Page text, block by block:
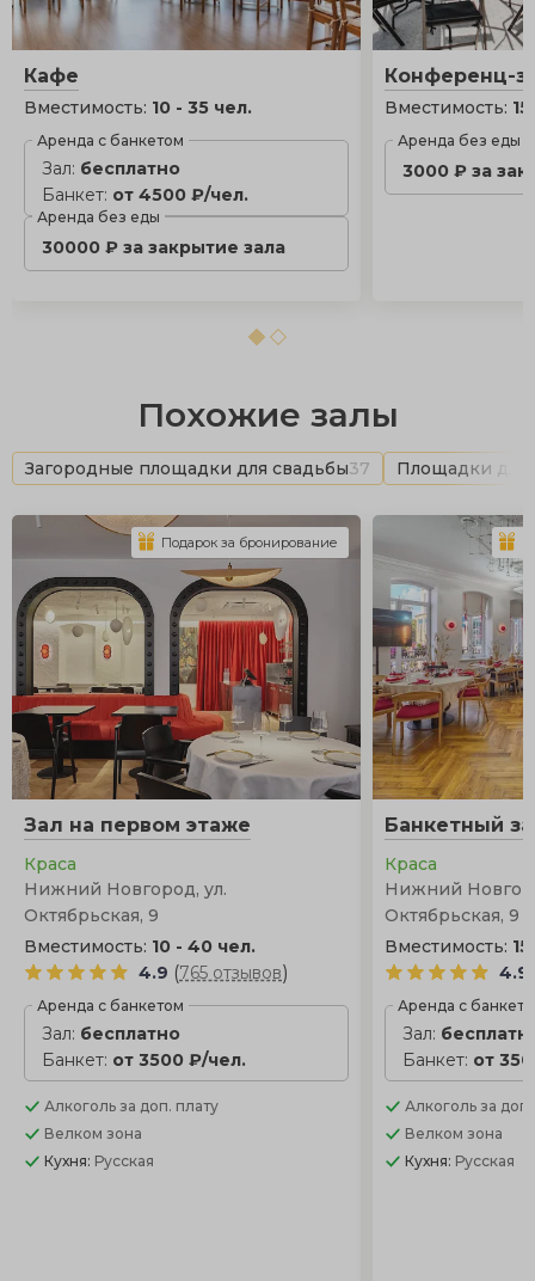
Кафе
Вместимость: 10 - 35 чел.
Аренда с банкетом
Зал: бесплатно
Банкет: от 4500 ₽/чел.
Аренда без еды
30000 ₽ за закрытие зала
Конференц-
Вместимость:
Аренда без еды
3000 ₽ за
Похожие залы
Загородные площадки для свадьбы37 Площадки для
Зал на первом этаже
Краса
Нижний Новгород, ул.
Октябрьская, 9
Вместимость: 10 - 40 чел.
4.9 (765 отзывов)
Аренда с банкетом
Зал: бесплатно
Банкет: от 3500 ₽/чел.
Алкоголь за доп. плату
Велком зона
Кухня: Русская
Подарок за бронирование
Банкетный
Краса
Нижний
Октябрьская, 9
Вместимость:
4.9
Аренда с
Зал:
Банкет: от
Алкоголь за
Велком зона
Кухня: Русская